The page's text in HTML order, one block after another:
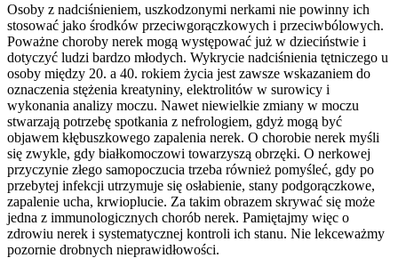
Osoby z nadciśnieniem, uszkodzonymi nerkami nie powinny ich
stosować jako środków przeciwgorączkowych i przeciwbólowych.
Poważne choroby nerek mogą występować już w dzieciństwie i
dotyczyć ludzi bardzo młodych. Wykrycie nadciśnienia tętniczego u
osoby między 20. a 40. rokiem życia jest zawsze wskazaniem do
oznaczenia stężenia kreatyniny, elektrolitów w surowicy i
wykonania analizy moczu. Nawet niewielkie zmiany w moczu
stwarzają potrzebę spotkania z nefrologiem, gdyż mogą być
objawem kłębuszkowego zapalenia nerek. O chorobie nerek myśli
się zwykle, gdy białkomoczowi towarzyszą obrzęki. O nerkowej
przyczynie złego samopoczucia trzeba również pomyśleć, gdy po
przebytej infekcji utrzymuje się osłabienie, stany podgorączkowe,
zapalenie ucha, krwioplucie. Za takim obrazem skrywać się może
jedna z immunologicznych chorób nerek. Pamiętajmy więc o
zdrowiu nerek i systematycznej kontroli ich stanu. Nie lekceważmy
pozornie drobnych nieprawidłowości.